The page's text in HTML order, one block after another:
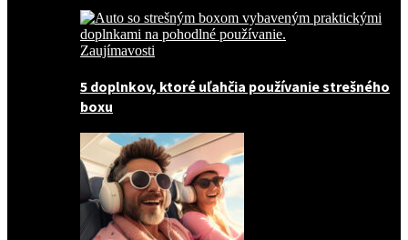
Zaujímavosti
5 doplnkov, ktoré uľahčia používanie strešného
boxu